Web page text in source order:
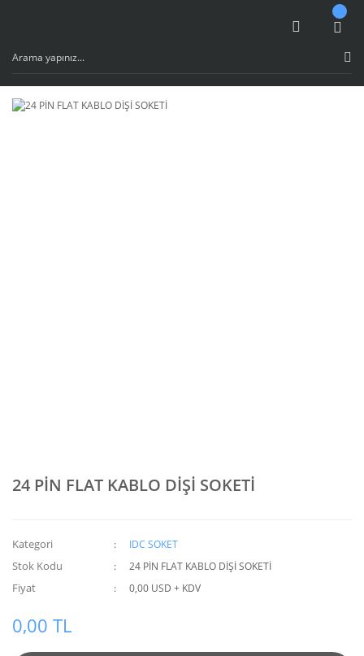
24 PİN FLAT KABLO DİŞİ SOKETİ
Kategori IDC SOKET
Stok Kodu 24 PİN FLAT KABLO DİŞİ SOKETİ
Fiyat 0,00 USD + KDV
0,00 TL